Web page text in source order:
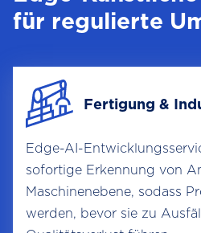
für regulierte
Fertigung &
Edge-AI-
sofortige Erkennung von
Maschinenebene, sodass
werden, bevor sie zu